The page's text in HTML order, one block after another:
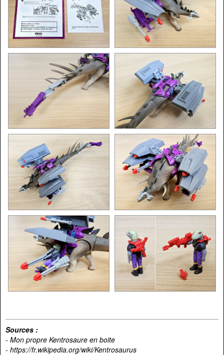
Sources :
- Mon propre Kentrosaure en boite
- https://fr.wikipedia.org/wiki/Kentrosaurus